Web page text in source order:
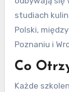
studiach
Polski,
Poznaniu i
Co
Każde